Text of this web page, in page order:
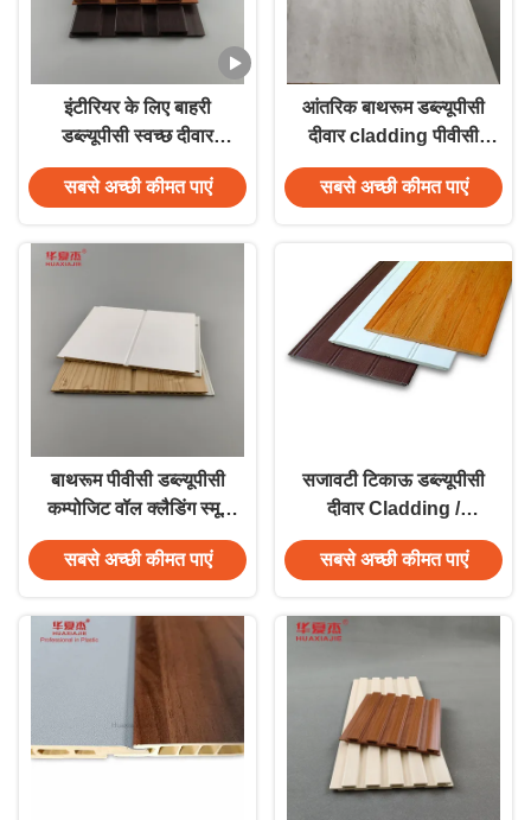
इंटीरियर के लिए बाहरी
डब्ल्यूपीसी स्वच्छ दीवार
cladding मौसम प्रतिरोधी
सबसे अच्छी कीमत पाएं
आंतरिक बाथरूम डब्ल्यूपीसी
दीवार cladding पीवीसी
लकड़ी कम्पोजिट आवरण
सबसे अच्छी कीमत पाएं
बाथरूम पीवीसी डब्ल्यूपीसी
कम्पोजिट वॉल क्लैडिंग स्मूद
वाटर रेसिस्टेंट
सबसे अच्छी कीमत पाएं
सजावटी टिकाऊ डब्ल्यूपीसी
दीवार Cladding /
wainscot आसानी से
स्थापित
सबसे अच्छी कीमत पाएं